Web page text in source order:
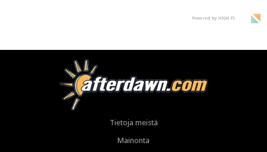
Powered by HIGH.FI
Tietoja meistä
Mainonta